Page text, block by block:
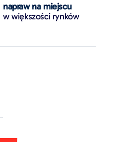
napraw na miejscu
w większości rynków